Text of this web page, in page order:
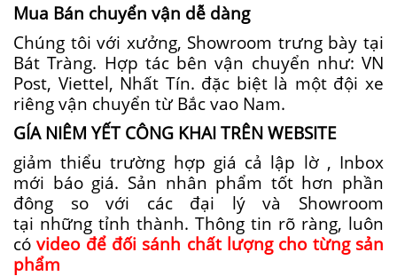
Mua Bán chuyển vận dễ dàng
Chúng tôivới xưởng, Showroom trưng bày tại
Bát Tràng. Hợp tác bênvận chuyển như: VN
Post, Viettel, Nhất Tín. đặc biệt là mộtđội xe
riêng vận chuyển từ Bắc vao Nam.
GÍA NIÊM YẾT CÔNG KHAI TRÊN WEBSITE
giảm thiểu trường hợp giá cả lập lờ , Inbox
mới báo giá. Sản nhân phẩm tốt hơn phần
đông sovới các đại lý và Showroom
tại những tỉnh thành. Thông tin rõ ràng, luôn
cóvideo để đối sánh chất lượng cho từng sản
phẩm